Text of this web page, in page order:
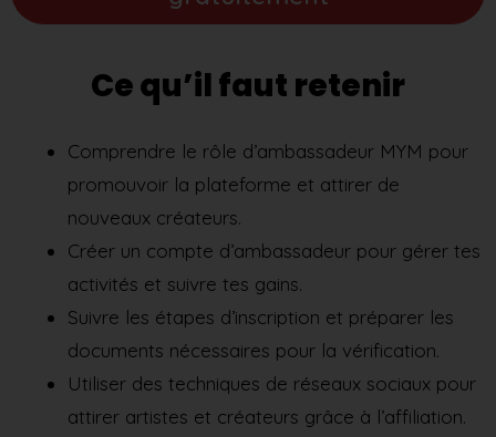
Ce qu’il faut retenir
Comprendre le rôle d’ambassadeur MYM pour
promouvoir la plateforme et attirer de
nouveaux créateurs.
Créer un compte d’ambassadeur pour gérer tes
activités et suivre tes gains.
Suivre les étapes d’inscription et préparer les
documents nécessaires pour la vérification.
Utiliser des techniques de réseaux sociaux pour
attirer artistes et créateurs grâce à l’affiliation.